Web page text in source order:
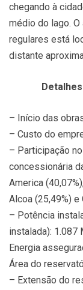
chegando à
médio do lago.
regulares está
distante
– Início das
– Custo do
– Participação
concessionária
America
Alcoa (25,49%) e
– Potência
instalada): 1.087
Energia
Área do
– Extensão do